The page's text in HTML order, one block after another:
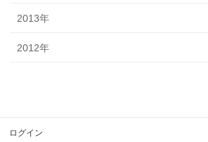
2013年
2012年
ログイン